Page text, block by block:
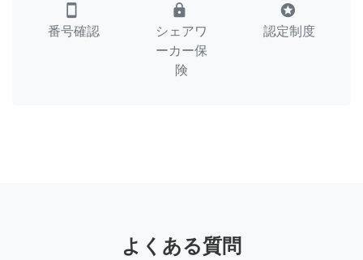
smartphone
番号確認
lock
シェアワ
ーカー保
険
stars
認定制度
よくある質問